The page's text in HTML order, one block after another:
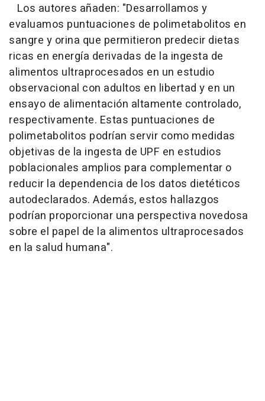
Los autores añaden: "Desarrollamos y
evaluamos puntuaciones de polimetabolitos en
sangre y orina que permitieron predecir dietas
ricas en energía derivadas de la ingesta de
alimentos ultraprocesados en un estudio
observacional con adultos en libertad y en un
ensayo de alimentación altamente controlado,
respectivamente. Estas puntuaciones de
polimetabolitos podrían servir como medidas
objetivas de la ingesta de UPF en estudios
poblacionales amplios para complementar o
reducir la dependencia de los datos dietéticos
autodeclarados. Además, estos hallazgos
podrían proporcionar una perspectiva novedosa
sobre el papel de la alimentos ultraprocesados
en la salud humana".